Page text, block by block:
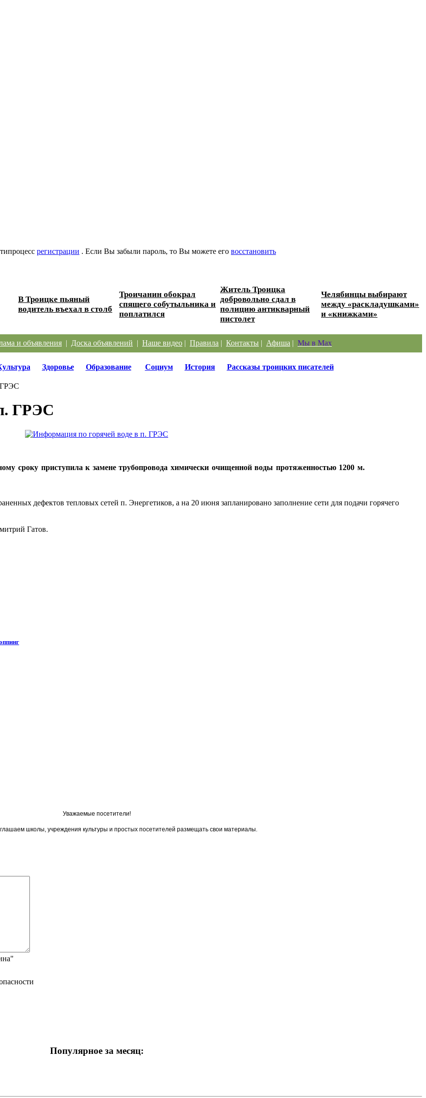
регистрации . Если Вы забыли пароль, то Вы можете его восстановить
В Троицке пьяный
водитель въехал в столб
Троичанин обокрал
спящего собутыльника и
поплатился
Житель Троицка
добровольно сдал в
полицию антикварный
пистолет
Челябинцы выбирают
между «раскладушками»
и «книжками»
и объявления | Доска объявлений | Наше видео | Правила | Контакты | Афиша | Мы в Max
Здоровье Образование Социум История Рассказы троицких писателей
ГРЭС
ГРЭС
сроку приступила к замене трубопровода химически очищенной воды протяженностью 1200 м.
дефектов тепловых сетей п. Энергетиков, а на 20 июня запланировано заполнение сети для подачи горячего
Гатов.
Уважаемые посетители!
школы, учреждения культуры и простых посетителей размещать свои материалы.
Популярное за месяц: